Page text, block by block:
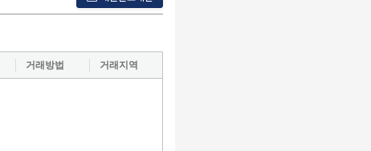
거래방법 거래지역